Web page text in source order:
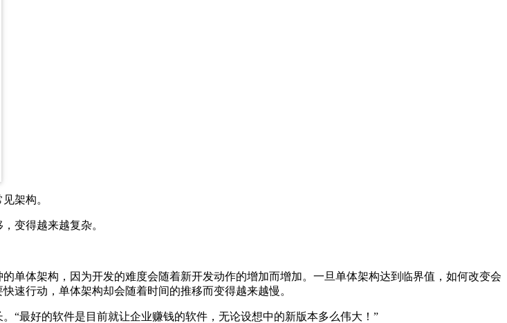
架构。
变得越来越复杂。
单体架构，因为开发的难度会随着新开发动作的增加而增加。一旦单体架构达到临界值，如何改变会
速行动，单体架构却会随着时间的推移而变得越来越慢。
“最好的软件是目前就让企业赚钱的软件，无论设想中的新版本多么伟大！”